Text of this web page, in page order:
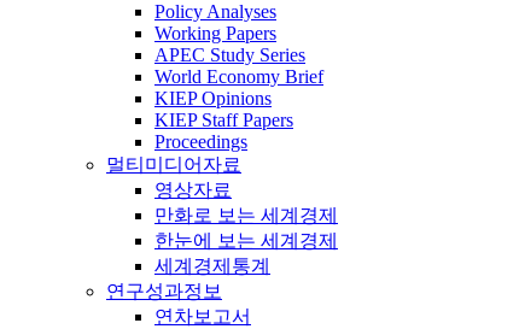
Policy Analyses
Working Papers
APEC Study Series
World Economy Brief
KIEP Opinions
KIEP Staff Papers
Proceedings
멀티미디어자료
영상자료
만화로 보는 세계경제
한눈에 보는 세계경제
세계경제통계
연구성과정보
연차보고서